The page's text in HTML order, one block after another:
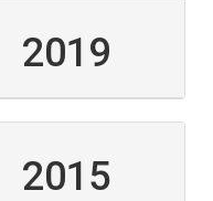
2019
2015